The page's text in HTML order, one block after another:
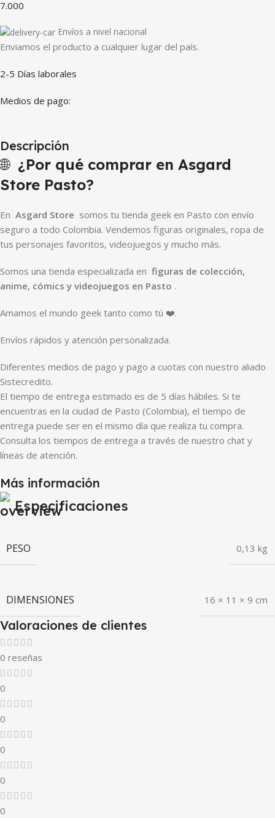
7.000
Envíos a nivel nacional
Enviamos el producto a cualquier lugar del país.
2-5 Días laborales
Medios de pago:
Descripción
🌐 ¿Por qué comprar en Asgard
Store Pasto?
En Asgard Store somos tu tienda geek en Pasto con envío
seguro a todo Colombia. Vendemos figuras originales, ropa de
tus personajes favoritos, videojuegos y mucho más.
Somos una tienda especializada en figuras de colección,
anime, cómics y videojuegos en Pasto .
Amamos el mundo geek tanto como tú ❤️.
Envíos rápidos y atención personalizada.
Diferentes medios de pago y pago a cuotas con nuestro aliado
Sistecredito.
El tiempo de entrega estimado es de 5 días hábiles. Si te
encuentras en la ciudad de Pasto (Colombia), el tiempo de
entrega puede ser en el mismo día que realiza tu compra.
Consulta los tiempos de entrega a través de nuestro chat y
líneas de atención.
Más información
Especificaciones
PESO 0,13 kg
DIMENSIONES 16 × 11 × 9 cm
Valoraciones de clientes
0 reseñas
0
0
0
0
0